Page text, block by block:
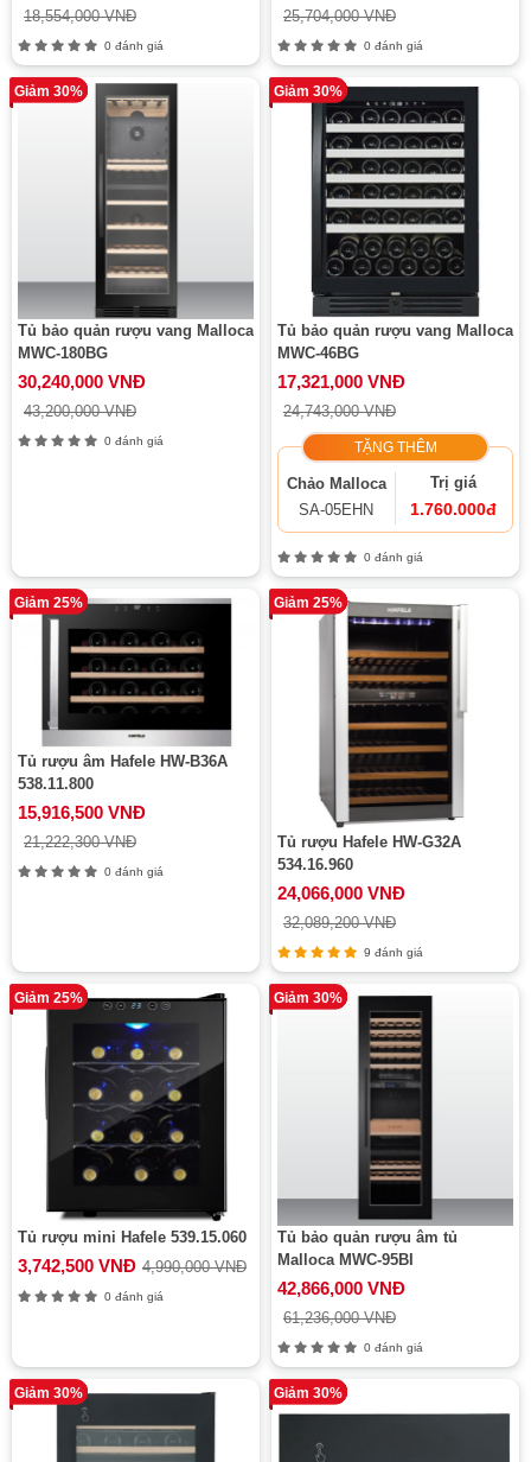
18,554,000 VNĐ
0 đánh giá
25,704,000 VNĐ
0 đánh giá
Giảm 30%
Tủ bảo quản rượu vang Malloca
MWC-180BG
30,240,000 VNĐ
43,200,000 VNĐ
0 đánh giá
Giảm 30%
Tủ bảo quản rượu vang Malloca
MWC-46BG
17,321,000 VNĐ
24,743,000 VNĐ
TẶNG THÊM
Chảo Malloca
SA-05EHN
Trị giá
1.760.000đ
0 đánh giá
Giảm 25%
Tủ rượu âm Hafele HW-B36A
538.11.800
15,916,500 VNĐ
21,222,300 VNĐ
0 đánh giá
Giảm 25%
Tủ rượu Hafele HW-G32A
534.16.960
24,066,000 VNĐ
32,089,200 VNĐ
9 đánh giá
Giảm 25%
Tủ rượu mini Hafele 539.15.060
3,742,500 VNĐ 4,990,000 VNĐ
0 đánh giá
Giảm 30%
Tủ bảo quản rượu âm tủ
Malloca MWC-95BI
42,866,000 VNĐ
61,236,000 VNĐ
0 đánh giá
Giảm 30% Giảm 30%